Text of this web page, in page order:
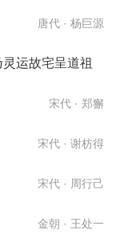
唐代 · 杨巨源
运故宅呈道祖
宋代 · 郑獬
宋代 · 谢枋得
宋代 · 周行己
金朝 · 王处一